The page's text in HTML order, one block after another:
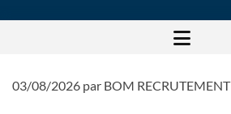
03/08/2026 par BOM RECRUTEMENT